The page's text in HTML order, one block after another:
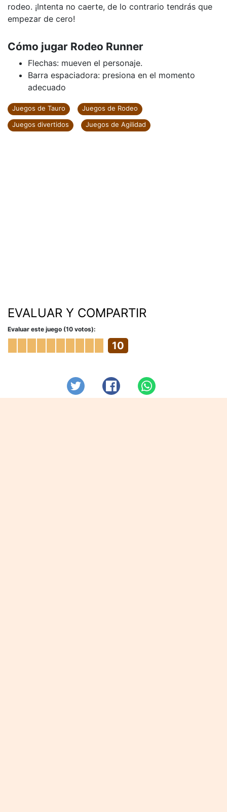
rodeo. ¡Intenta no caerte, de lo contrario tendrás que
empezar de cero!
Cómo jugar Rodeo Runner
Flechas: mueven el personaje.
Barra espaciadora: presiona en el momento
adecuado
Juegos de Tauro
Juegos de Rodeo
Juegos divertidos
Juegos de Agilidad
EVALUAR Y COMPARTIR
Evaluar este juego (10 votos):
10